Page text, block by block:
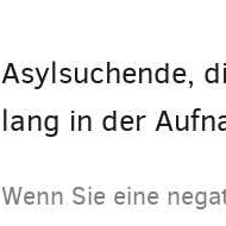
Asylsuchende,
lang in der
Wenn Sie eine